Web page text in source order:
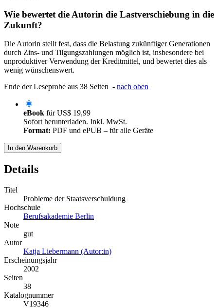
Wie bewertet die Autorin die Lastverschiebung in die
Zukunft?
Die Autorin stellt fest, dass die Belastung zukünftiger Generationen
durch Zins- und Tilgungszahlungen möglich ist, insbesondere bei
unproduktiver Verwendung der Kreditmittel, und bewertet dies als
wenig wünschenswert.
Ende der Leseprobe aus 38 Seiten - nach oben
eBook fürUS$ 19,99
Sofort herunterladen. Inkl. MwSt.
Format: PDF und ePUB – für alle Geräte
In den Warenkorb
Details
Titel
Probleme der Staatsverschuldung
Hochschule
Berufsakademie Berlin
Note
gut
Autor
Katja Liebermann (Autor:in)
Erscheinungsjahr
2002
Seiten
38
Katalognummer
V19346